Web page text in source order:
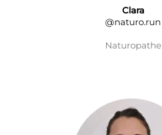
Clara
@naturo.run
Naturopathe